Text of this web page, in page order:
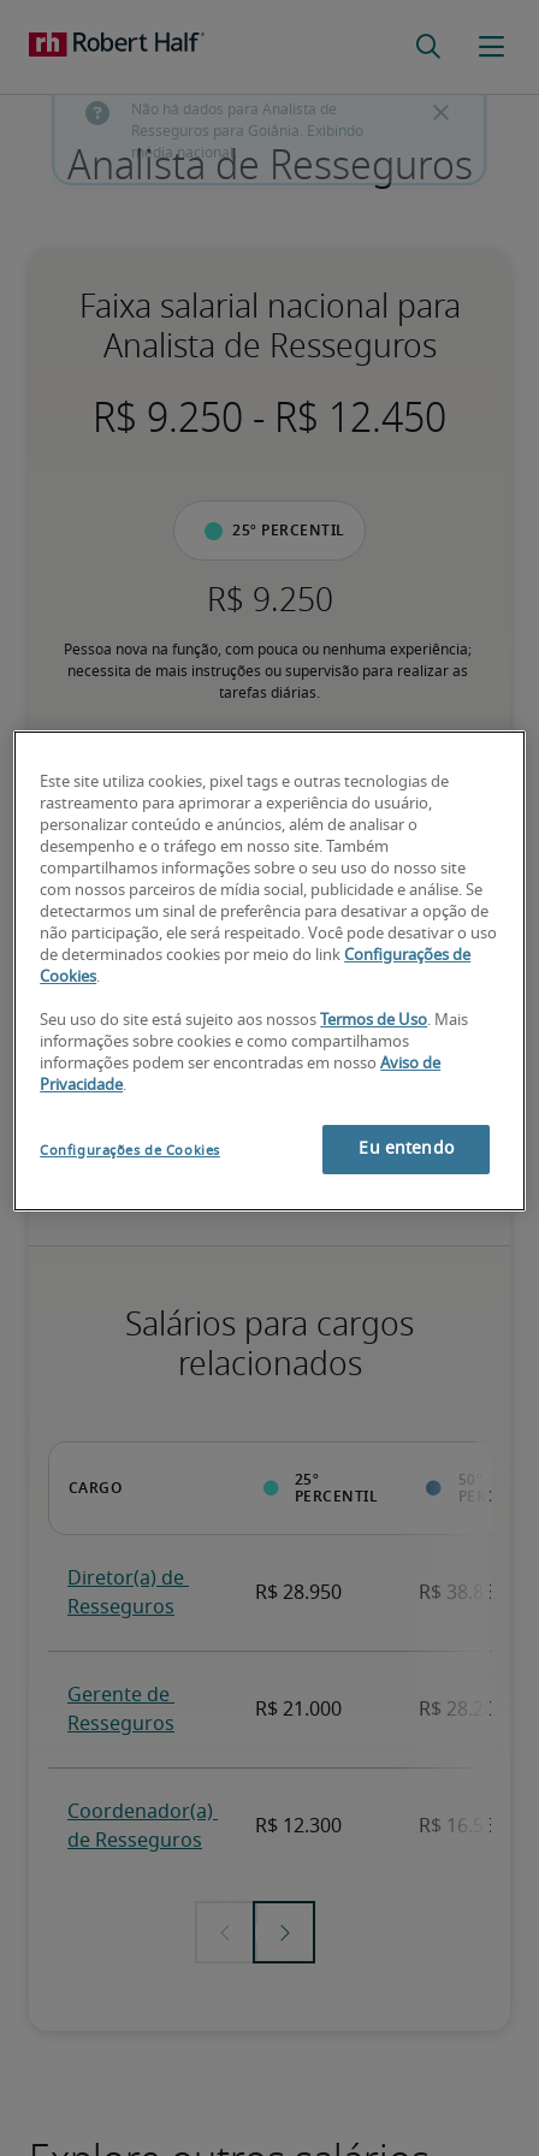
Analista de Resseguros
Faixa salarial nacional para
Analista de Resseguros
-
25º percentil
Pessoa nova na função, com pouca ou nenhuma experiência;
necessita de mais instruções ou supervisão para realizar as
tarefas diárias.
Tem experiência para desempenhar responsabilidades principais
de forma consistente, sem supervisão direta; pessoa
familiarizada com processos e assuntos relacionados ao cargo.
especializações e certificações; pessoa pronta para avançar.
Salários para cargos
relacionados
Este site utiliza cookies, pixel tags e outras tecnologias de
rastreamento para aprimorar a experiência do usuário,
personalizar conteúdo e anúncios, além de analisar o
desempenho e o tráfego em nosso site. Também
compartilhamos informações sobre o seu uso do nosso site
com nossos parceiros de mídia social, publicidade e análise. Se
detectarmos um sinal de preferência para desativar a opção de
não participação, ele será respeitado. Você pode desativar o uso
de determinados cookies por meio do linkConfigurações de
Cookies.
Seu uso do site está sujeito aos nossos Termos de Uso. Mais
informações sobre cookies e como compartilhamos
informações podem ser encontradas em nossoAviso de
Privacidade.
Configurações de Cookies Eu entendo